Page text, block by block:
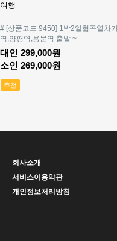
여행
# [상품코드 9450] 1박2일협곡열차
역,양평역,용문역 출발 ~
대인 299,000원
소인 269,000원
추천
회사소개
서비스이용약관
개인정보처리방침